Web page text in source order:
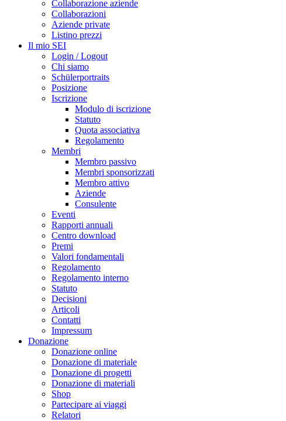
Collaborazione aziende
Collaborazioni
Aziende private
Listino prezzi
Il mio SEI
Login / Logout
Chi siamo
Schülerportraits
Posizione
Iscrizione
Modulo di iscrizione
Statuto
Quota associativa
Regolamento
Membri
Membro passivo
Membri sponsorizzati
Membro attivo
Aziende
Consulente
Eventi
Rapporti annuali
Centro download
Premi
Valori fondamentali
Regolamento
Regolamento interno
Statuto
Decisioni
Articoli
Contatti
Impressum
Donazione
Donazione online
Donazione di materiale
Donazione di progetti
Donazione di materiali
Shop
Partecipare ai viaggi
Relatori